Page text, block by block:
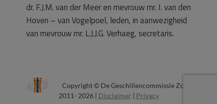
dr. F.J.M. van der Meer en mevrouw mr. I. van den
Hoven – van Vogelpoel, leden, in aanwezigheid
van mevrouw mr. L.J.J.G. Verhaeg, secretaris.
Copyright © De Geschillencommissie Zorg
2011- 2026 | Disclaimer | Privacy